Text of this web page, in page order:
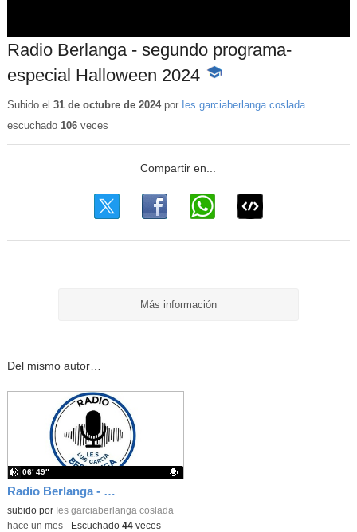
Radio Berlanga - segundo programa-
especial Halloween 2024 -
educativo
Subido el 31 de octubre de 2024por Ies garciaberlanga coslada
escuchado 106veces
Más información
Del mismo autor…
Radio Berlanga - 8º programa - Píldora filosófica
Contenido educativo.
subido por Ies garciaberlanga coslada
06′ 49″
-hace un mes- Escuchado 44veces